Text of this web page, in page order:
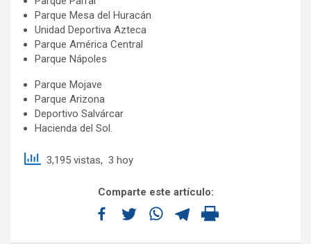
Parque Mesa del Huracán
Unidad Deportiva Azteca
Parque América Central
Parque Nápoles
Parque Mojave
Parque Arizona
Deportivo Salvárcar
Hacienda del Sol.
3,195 vistas, 3 hoy
Comparte este artículo: